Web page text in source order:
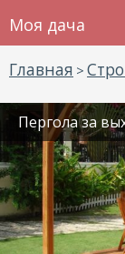
Моя дача
Главная >
Пергола за